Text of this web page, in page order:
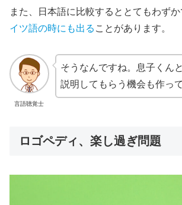
また、日本語に比較するととてもわずか
イツ語の時にも出る ことがあります。
言語聴覚士
そうなんですね。息子くん
説明してもらう機会も作っ
ロゴペディ、楽し過ぎ問題